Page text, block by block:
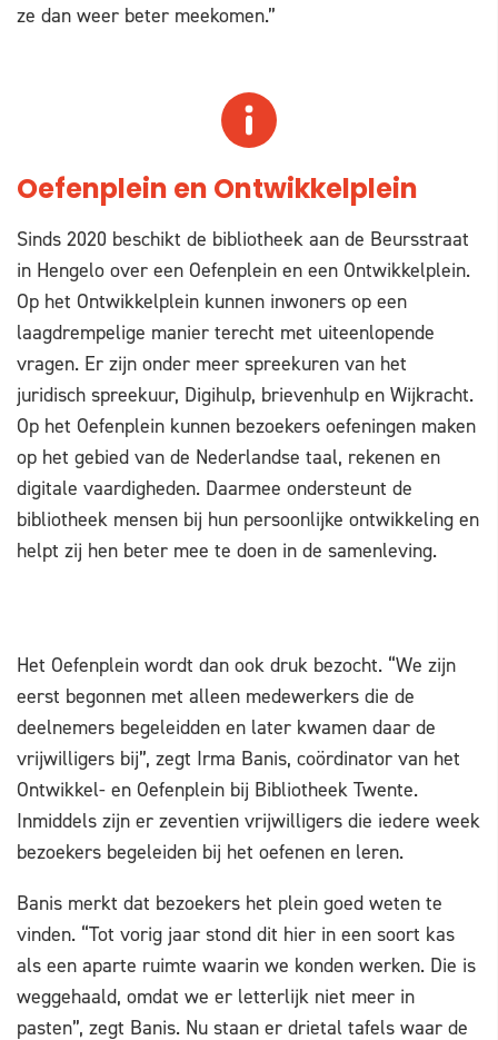
ze dan weer beter meekomen.”
Oefenplein en Ontwikkelplein
Sinds 2020 beschikt de bibliotheek aan de Beursstraat
in Hengelo over een Oefenplein en een Ontwikkelplein.
Op het Ontwikkelplein kunnen inwoners op een
laagdrempelige manier terecht met uiteenlopende
vragen. Er zijn onder meer spreekuren van het
juridisch spreekuur, Digihulp, brievenhulp en Wijkracht.
Op het Oefenplein kunnen bezoekers oefeningen maken
op het gebied van de Nederlandse taal, rekenen en
digitale vaardigheden. Daarmee ondersteunt de
bibliotheek mensen bij hun persoonlijke ontwikkeling en
helpt zij hen beter mee te doen in de samenleving.
Het Oefenplein wordt dan ook druk bezocht. “We zijn
eerst begonnen met alleen medewerkers die de
deelnemers begeleidden en later kwamen daar de
vrijwilligers bij”, zegt Irma Banis, coördinator van het
Ontwikkel- en Oefenplein bij Bibliotheek Twente.
Inmiddels zijn er zeventien vrijwilligers die iedere week
bezoekers begeleiden bij het oefenen en leren.
Banis merkt dat bezoekers het plein goed weten te
vinden. “Tot vorig jaar stond dit hier in een soort kas
als een aparte ruimte waarin we konden werken. Die is
weggehaald, omdat we er letterlijk niet meer in
pasten”, zegt Banis. Nu staan er drietal tafels waar de